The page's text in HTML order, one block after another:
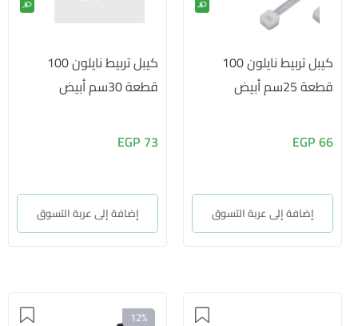
كيبل تربيط نايلون 100
قطعة 25سم أبيض
66 EGP
إضافة إلى عربة التسوق
كيبل تربيط نايلون 100
قطعة 30سم أبيض
73 EGP
إضافة إلى عربة التسوق
12%